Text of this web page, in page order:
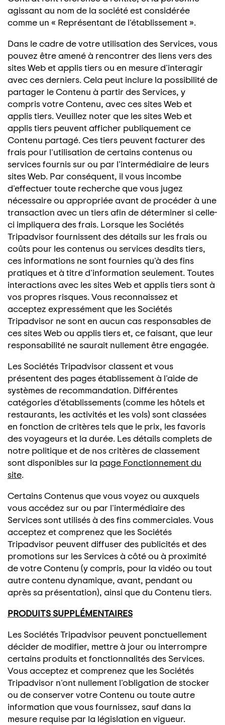
agissant au nom de la société est considérée
comme un « Représentant de l'établissement ».
Dans le cadre de votre utilisation des Services, vous
pouvez être amené à rencontrer des liens vers des
sites Web et applis tiers ou en mesure d'interagir
avec ces derniers. Cela peut inclure la possibilité de
partager le Contenu à partir des Services, y
compris votre Contenu, avec ces sites Web et
applis tiers. Veuillez noter que les sites Web et
applis tiers peuvent afficher publiquement ce
Contenu partagé. Ces tiers peuvent facturer des
frais pour l'utilisation de certains contenus ou
services fournis sur ou par l'intermédiaire de leurs
sites Web. Par conséquent, il vous incombe
d'effectuer toute recherche que vous jugez
nécessaire ou appropriée avant de procéder à une
transaction avec un tiers afin de déterminer si celle-
ci impliquera des frais. Lorsque les Sociétés
Tripadvisor fournissent des détails sur les frais ou
coûts pour les contenus ou services desdits tiers,
ces informations ne sont fournies qu'à des fins
pratiques et à titre d'information seulement. Toutes
interactions avec les sites Web et applis tiers sont à
vos propres risques. Vous reconnaissez et
acceptez expressément que les Sociétés
Tripadvisor ne sont en aucun cas responsables de
ces sites Web ou applis tiers et, ce faisant, que leur
responsabilité ne saurait nullement être engagée.
Les Sociétés Tripadvisor classent et vous
présentent des pages établissement à l'aide de
systèmes de recommandation. Différentes
catégories d'établissements (comme les hôtels et
restaurants, les activités et les vols) sont classées
en fonction de critères tels que le prix, les favoris
des voyageurs et la durée. Les détails complets de
notre politique et de nos critères de classement
sont disponibles sur la page Fonctionnement du
site.
Certains Contenus que vous voyez ou auxquels
vous accédez sur ou par l'intermédiaire des
Services sont utilisés à des fins commerciales. Vous
acceptez et comprenez que les Sociétés
Tripadvisor peuvent diffuser des publicités et des
promotions sur les Services à côté ou à proximité
de votre Contenu (y compris, pour la vidéo ou tout
autre contenu dynamique, avant, pendant ou
après sa présentation), ainsi que du Contenu tiers.
PRODUITS SUPPLÉMENTAIRES
Les Sociétés Tripadvisor peuvent ponctuellement
décider de modifier, mettre à jour ou interrompre
certains produits et fonctionnalités des Services.
Vous acceptez et comprenez que les Sociétés
Tripadvisor n'ont nullement l'obligation de stocker
ou de conserver votre Contenu ou toute autre
information que vous fournissez, sauf dans la
mesure requise par la législation en vigueur.